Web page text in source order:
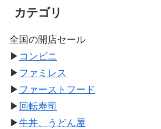
カテゴリ
全国の開店セール
▶ コンビニ
▶ ファミレス
▶ ファーストフード
▶ 回転寿司
▶牛丼、うどん屋